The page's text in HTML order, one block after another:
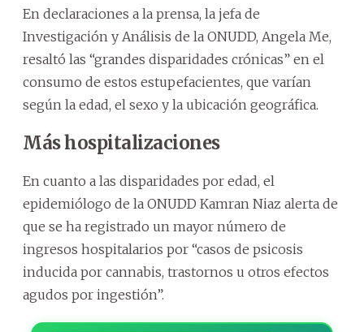
En declaraciones a la prensa, la jefa de
Investigación y Análisis de la ONUDD, Angela Me,
resaltó las “grandes disparidades crónicas” en el
consumo de estos estupefacientes, que varían
según la edad, el sexo y la ubicación geográfica.
Más hospitalizaciones
En cuanto a las disparidades por edad, el
epidemiólogo de la ONUDD Kamran Niaz alerta de
que se ha registrado un mayor número de
ingresos hospitalarios por “casos de psicosis
inducida por cannabis, trastornos u otros efectos
agudos por ingestión”.